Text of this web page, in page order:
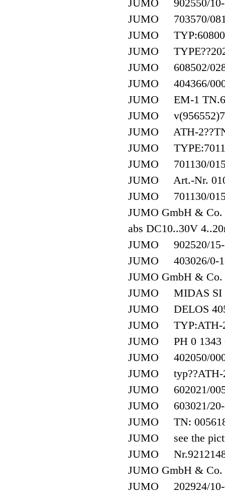
JUMO 902550/10-
JUMO 703570/
JUMO
JUMO
JUMO 608502/
JUMO 404366/000
JUMO EM-1
JUMO
JUMO ATH-
JUMO
JUMO 701130/
JUMO Art.-Nr.
JUMO 701130/
JUMO GmbH & Co.
abs DC10..30V
JUMO 902520/15-
JUMO 403026/0-1-
JUMO GmbH & Co.
JUMO MIDAS SI
JUMO DELOS
JUMO TYP:ATH-2
JUMO PH 0 1343
JUMO 402050/000
JUMO typ??ATH-
JUMO 602021/
JUMO 603021/20-
JUMO TN:
JUMO see the
JUMO
JUMO GmbH & Co.
JUMO 202924/10-